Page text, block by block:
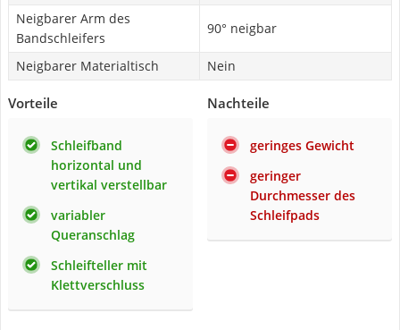
Neigbarer Arm des
Bandschleifers
90° neigbar
Neigbarer Materialtisch Nein
Vorteile
Schleifband
horizontal und
vertikal verstellbar
variabler
Queranschlag
Schleifteller mit
Klettverschluss
Nachteile
geringes Gewicht
geringer
Durchmesser des
Schleifpads